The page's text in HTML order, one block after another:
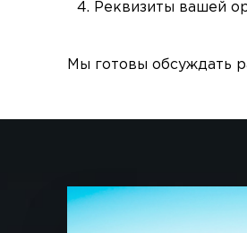
Реквизиты вашей
Мы готовы обсуждать